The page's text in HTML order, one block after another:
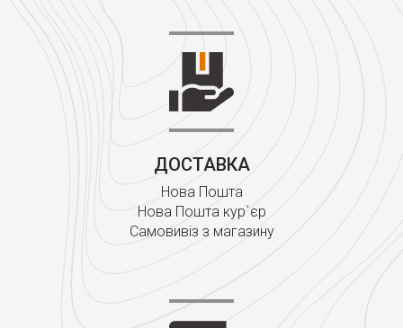
ДОСТАВКА
Нова Пошта
Нова Пошта кур`єр
Самовивіз з магазину